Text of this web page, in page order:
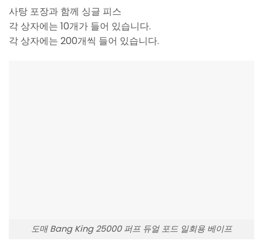
사탕 포장과 함께 싱글 피스
각 상자에는 10개가 들어 있습니다.
각 상자에는 200개씩 들어 있습니다.
도매 Bang King 25000 퍼프 듀얼 포드 일회용 베이프